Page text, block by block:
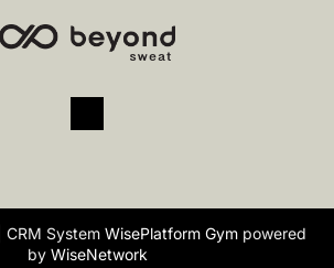
| CRM System WisePlatform Gympowered
by WiseNetwork